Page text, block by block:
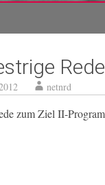
netnrd
zum Ziel II-